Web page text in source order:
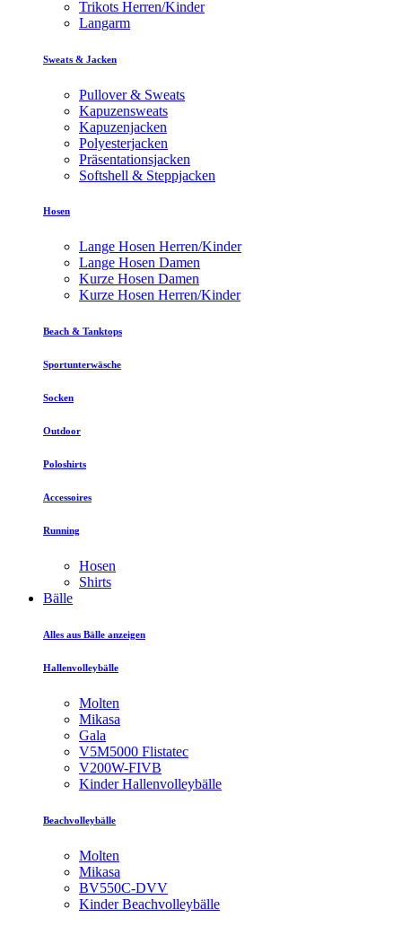
Trikots Herren/Kinder
Langarm
Sweats & Jacken
Pullover & Sweats
Kapuzensweats
Kapuzenjacken
Polyesterjacken
Präsentationsjacken
Softshell & Steppjacken
Hosen
Lange Hosen Herren/Kinder
Lange Hosen Damen
Kurze Hosen Damen
Kurze Hosen Herren/Kinder
Beach & Tanktops
Sportunterwäsche
Socken
Outdoor
Poloshirts
Accessoires
Running
Hosen
Shirts
Bälle
Alles aus Bälle anzeigen
Hallenvolleybälle
Molten
Mikasa
Gala
V5M5000 Flistatec
V200W-FIVB
Kinder Hallenvolleybälle
Beachvolleybälle
Molten
Mikasa
BV550C-DVV
Kinder Beachvolleybälle